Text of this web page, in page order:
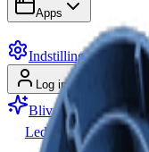
Apps
Indstillinger
Log ind Tilmeld
Bliv Premium
Leder efter Gruppe